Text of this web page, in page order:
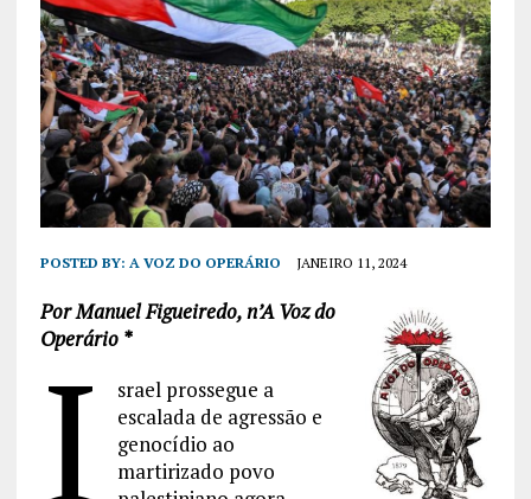
POSTED BY: A VOZ DO OPERÁRIO JANEIRO 11, 2024
Por Manuel Figueiredo, n’A Voz do
Operário *
I
srael prossegue a
escalada de agressão e
genocídio ao
martirizado povo